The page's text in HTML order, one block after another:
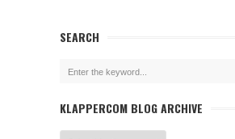
SEARCH
KLAPPERCOM BLOG ARCHIVE